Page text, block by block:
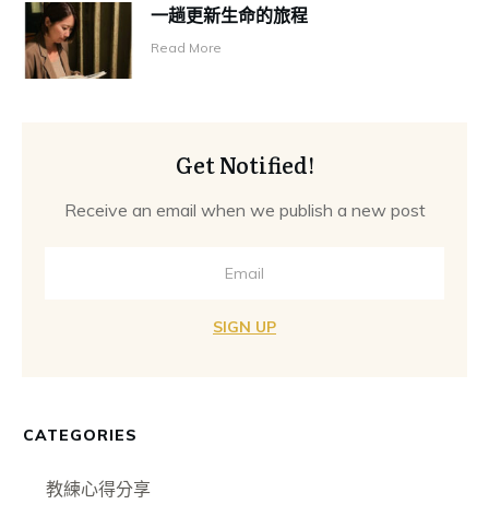
一趟更新生命的旅程
Read More
Get Notified!
Receive an email when we publish a new post
SIGN UP
CATEGORIES
教練心得分享